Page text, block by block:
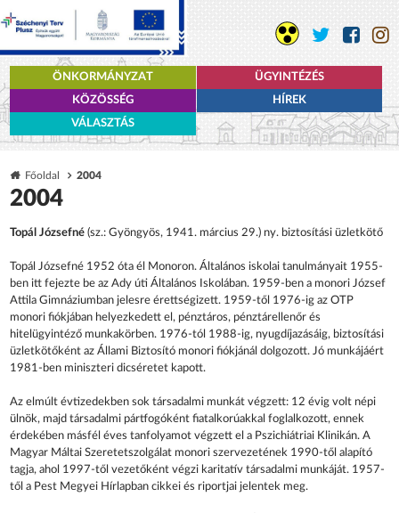
ÖNKORMÁNYZAT
ÜGYINTÉZÉS
KÖZÖSSÉG
HÍREK
VÁLASZTÁS
Főoldal 2004
2004
Topál Józsefné(sz.: Gyöngyös, 1941. március 29.) ny. biztosítási üzletkötő
Topál Józsefné 1952 óta él Monoron. Általános iskolai tanulmányait 1955-
ben itt fejezte be az Ady úti Általános Iskolában. 1959-ben a monori József
Attila Gimnáziumban jelesre érettségizett. 1959-től 1976-ig az OTP
monori fiókjában helyezkedett el, pénztáros, pénztárellenőr és
hitelügyintéző munkakörben. 1976-tól 1988-ig, nyugdíjazásáig, biztosítási
üzletkötőként az Állami Biztosító monori fiókjánál dolgozott. Jó munkájáért
1981-ben miniszteri dicséretet kapott.
Az elmúlt évtizedekben sok társadalmi munkát végzett: 12 évig volt népi
ülnök, majd társadalmi pártfogóként fiatalkorúakkal foglalkozott, ennek
érdekében másfél éves tanfolyamot végzett el a Pszichiátriai Klinikán. A
Magyar Máltai Szeretetszolgálat monori szervezetének 1990-től alapító
tagja, ahol 1997-től vezetőként végzi karitatív társadalmi munkáját. 1957-
től a Pest Megyei Hírlapban cikkei és riportjai jelentek meg.